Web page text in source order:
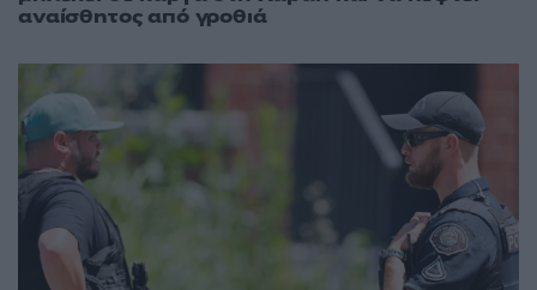
αναίσθητος από γροθιά